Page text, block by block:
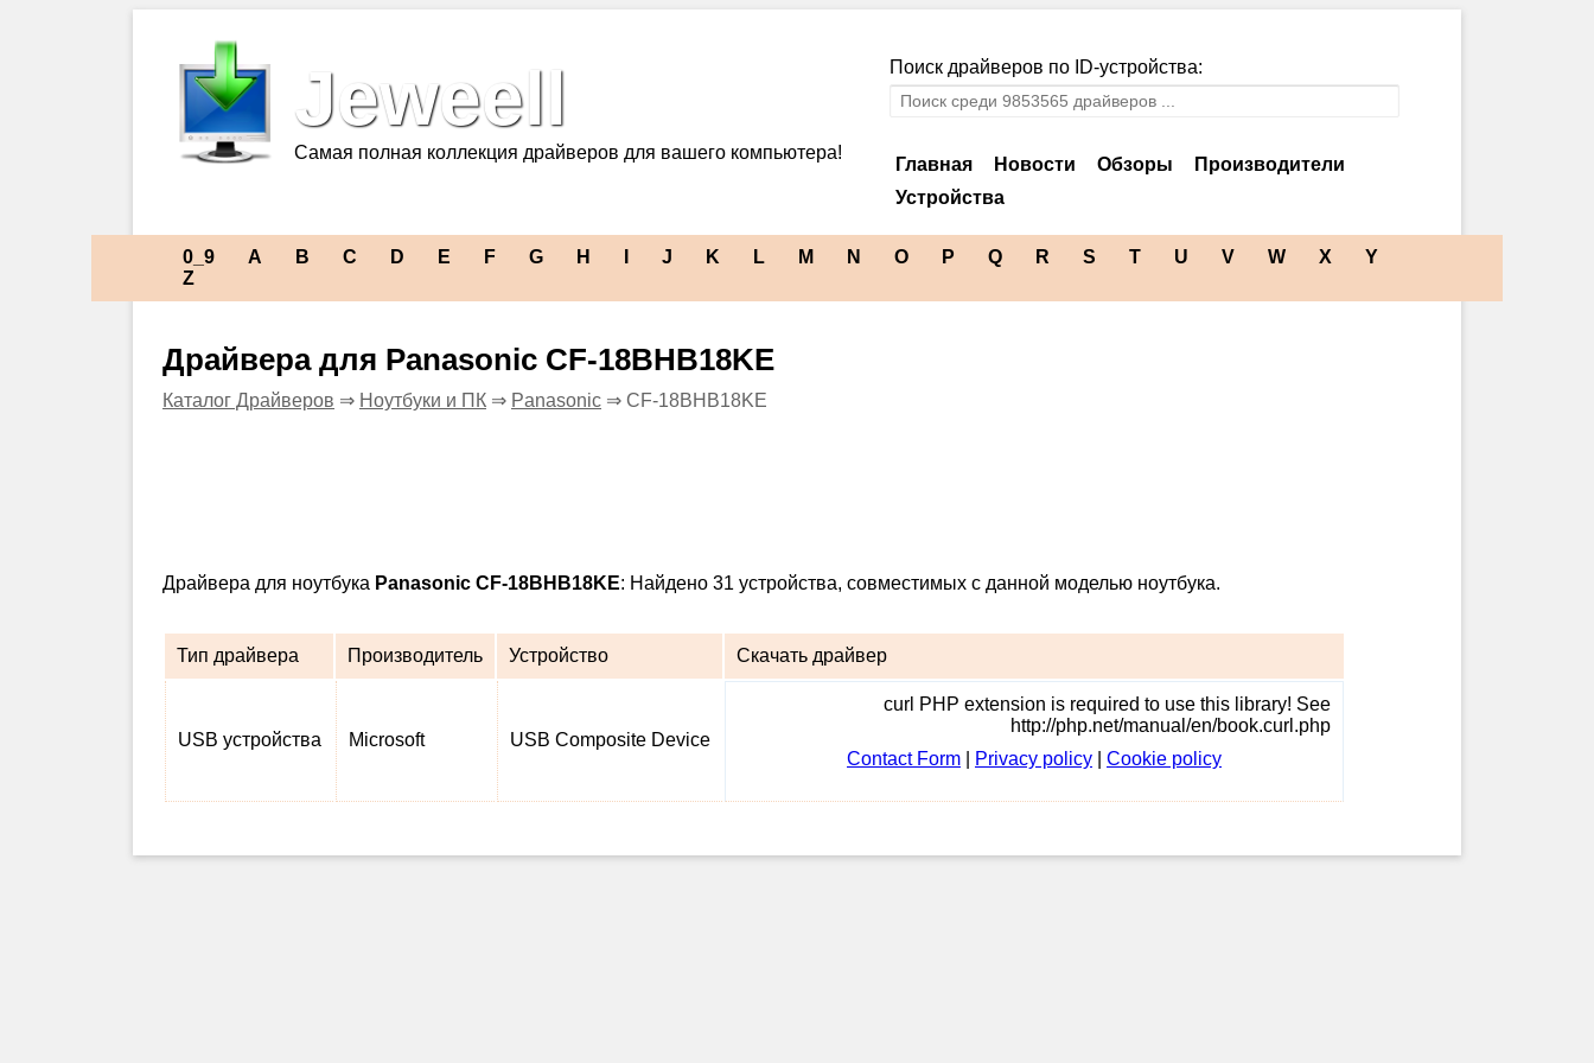
Jeweell
Самая полная коллекция драйверов для вашего компьютера!
Поиск драйверов по ID-устройства:
Главная Новости Обзоры
Производители
Устройства
0_9 A B C D E F G H J K L M N O P Q R S T U V W X
Y
Z
Драйвера для Panasonic CF-18BHB18KE
Каталог Драйверов ⇒ Ноутбуки и ПК ⇒ Panasonic ⇒ CF-18BHB18KE
Драйвера для ноутбука Panasonic CF-18BHB18KE: Найдено 31 устройства, совместимых с данной моделью ноутбука.
Тип драйвера Производитель Устройство Скачать драйвер
USB устройства Microsoft USB Composite Device
curl PHP extension is required to use this library! See
http://php.net/manual/en/book.curl.php
Contact Form
Privacy policy Cookie policy